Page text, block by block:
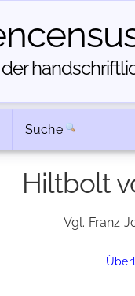
Suche
Hiltbolt
Vgl. Franz